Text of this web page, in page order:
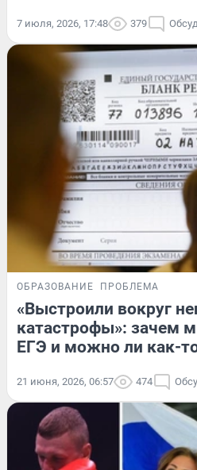
7 июля, 2026, 17:48 379
ОБРАЗОВАНИЕ ПРОБЛЕМА
«Выстроили вокруг
катастрофы»: зачем
ЕГЭ и можно ли как-
21 июня, 2026, 06:57 474